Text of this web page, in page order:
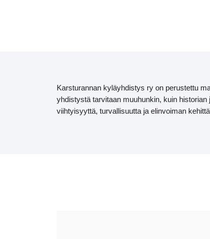
Karsturannan kyläyhdistys ry on perustettu
yhdistystä tarvitaan muuhunkin, kuin
viihtyisyyttä, turvallisuutta ja elinvoiman